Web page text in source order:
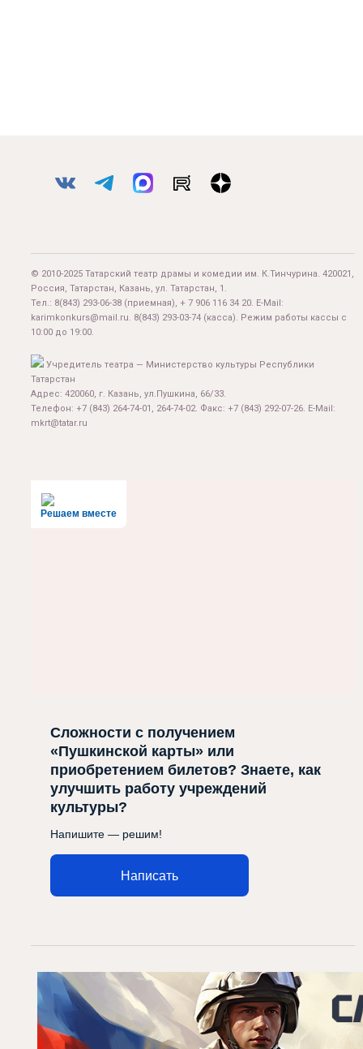
© 2010-2025 Татарский театр драмы и комедии им. К.Тинчурина. 420021,
Россия, Татарстан, Казань, ул. Татарстан, 1.
Тел.: 8(843) 293-06-38 (приемная), + 7 906 116 34 20. E-Mail:
karimkonkurs@mail.ru. 8(843) 293-03-74 (касса). Режим работы кассы с
10:00 до 19:00.
Учредитель театра — Министерство культуры Республики
Татарстан
Адрес: 420060, г. Казань, ул.Пушкина, 66/33.
Телефон: +7 (843) 264-74-01, 264-74-02. Факс: +7 (843) 292-07-26. E-Mail:
mkrt@tatar.ru
Решаем вместе
Сложности с получением
«Пушкинской карты» или
приобретением билетов? Знаете, как
улучшить работу учреждений
культуры?
Напишите — решим!
Написать